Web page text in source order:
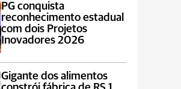
PG conquista
reconhecimento estadual
com dois Projetos
Inovadores 2026
Gigante dos alimentos